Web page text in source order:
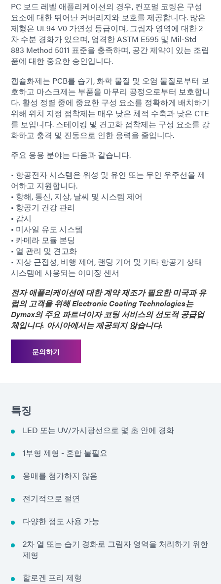
PC 보드 레벨 애플리케이션의 경우, 컨포멀 코팅은 구성
요소에 대한 뛰어난 커버리지와 보호를 제공합니다. 많은
제형은 UL94-V0 가연성 등급이며, 그림자 영역에 대한 2
차 수분 경화가 있으며, 엄격한 ASTM E595 및 Mil-Std
883 Method 5011 표준을 충족하며, 공간 제약이 있는 조립
품에 대한 중요한 승인입니다.
캡슐화제는 PCB를 습기, 화학 물질 및 오염 물질로부터 보
호하고 마스크제는 부품을 마무리 공정으로부터 보호합니
다. 활성 정렬 중에 중요한 구성 요소를 정확하게 배치하기
위해 위치 지정 접착제는 매우 낮은 체적 수축과 낮은 CTE
를 보입니다. 스테이킹 및 견고화 접착제는 구성 요소를 강
화하고 충격 및 진동으로 인한 응력을 줄입니다.
주요 응용 분야는 다음과 같습니다.
• 항공전자 시스템은 위성 및 유인 또는 무인 우주선을 제
어하고 지원합니다.
• 항해, 통신, 지상, 날씨 및 시스템 제어
• 항공기 건강 관리
• 감시
• 미사일 유도 시스템
• 카메라 모듈 본딩
• 열 관리 및 견고화
• 지상 근접성, 비행 제어, 랜딩 기어 및 기타 항공기 상태
시스템에 사용되는 이미징 센서
전자 애플리케이션에 대한 계약 제조가 필요한 미국과 유
럽의 고객을 위해 Electronic Coating Technologies는
Dymax의 주요 파트너이자 코팅 서비스의 선도적 공급업
체입니다. 아시아에서는 제공되지 않습니다.
문의하기
특징
LED 또는 UV/가시광선으로 몇 초 안에 경화
1부형 제형 - 혼합 불필요
용매를 첨가하지 않음
전기적으로 절연
다양한 점도 사용 가능
2차 열 또는 습기 경화로 그림자 영역을 처리하기 위한
제형
할로겐 프리 제형